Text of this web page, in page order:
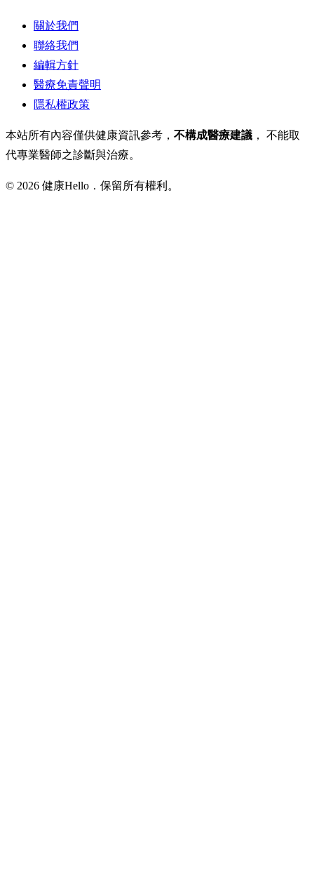
關於我們
聯絡我們
編輯方針
醫療免責聲明
隱私權政策
本站所有內容僅供健康資訊參考， 不構成醫療建議 ， 不能取
代專業醫師之診斷與治療。
© 2026 健康Hello．保留所有權利。